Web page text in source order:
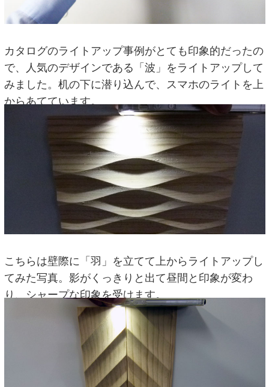
カタログのライトアップ事例がとても印象的だったの
で、人気のデザインである「波」をライトアップして
みました。机の下に潜り込んで、スマホのライトを上
からあてています。
こちらは壁際に「羽」を立てて上からライトアップし
てみた写真。影がくっきりと出て昼間と印象が変わ
り、シャープな印象を受けます。